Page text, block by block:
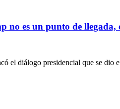
no es un punto de
el diálogo presidencial que se dio